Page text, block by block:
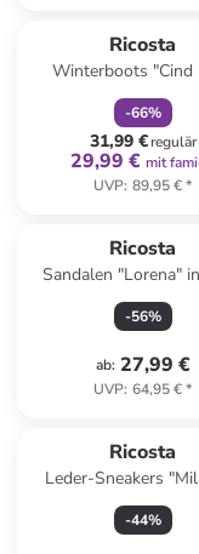
Ricosta
Winterboots "Cind
Dunkelblau
-66%
31,99 €regulär
29,99 € mit
UVP: 89,95 €*
Ricosta
Sandalen "Lorena"
-56%
ab: 27,99 €
UVP: 64,95 €*
Ricosta
Leder-Sneakers
Beige
-44%